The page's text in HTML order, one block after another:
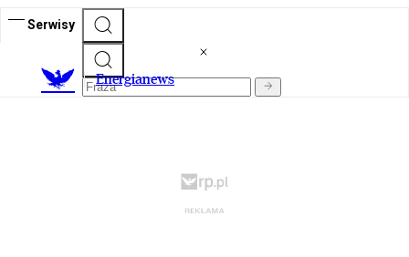
Serwisy
Energianews